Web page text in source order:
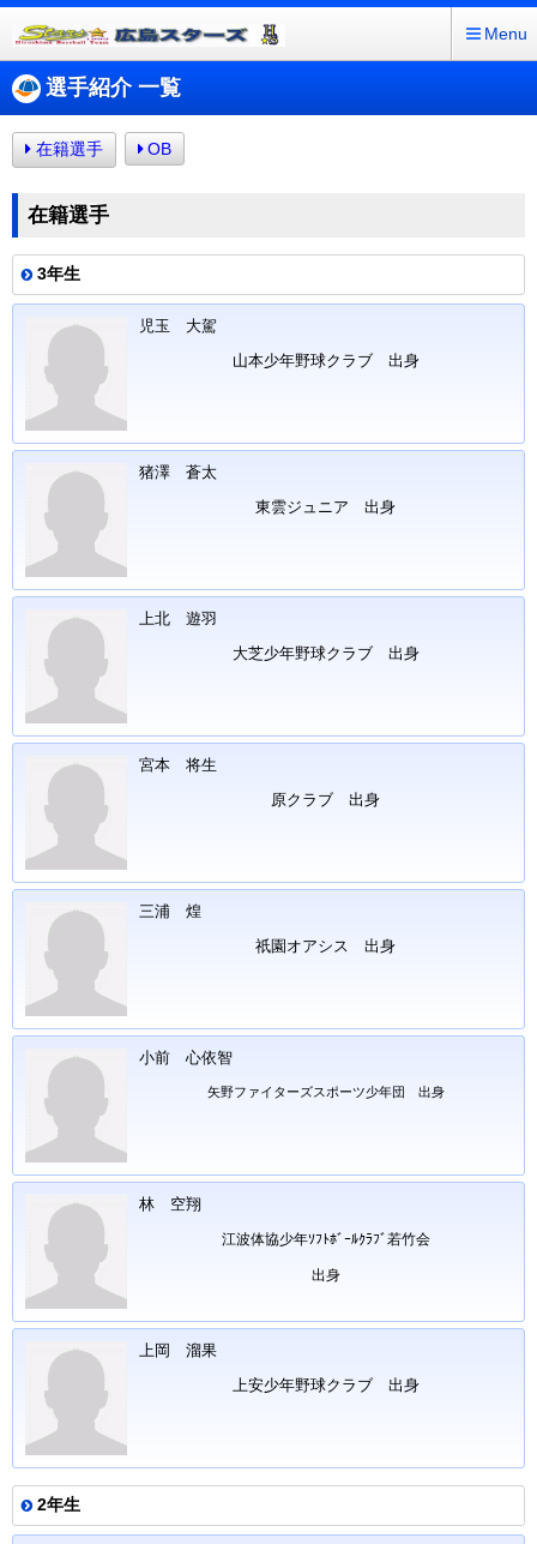
Menu
選手紹介 一覧
在籍選手 OB
在籍選手
3年生
児玉 大駕
山本少年野球クラブ 出身
猪澤 蒼太
東雲ジュニア 出身
上北 遊羽
大芝少年野球クラブ 出身
宮本 将生
原クラブ 出身
三浦 煌
祇園オアシス 出身
小前 心依智
矢野ファイターズスポーツ少年団 出身
林 空翔
江波体協少年ｿﾌﾄﾎﾞｰﾙｸﾗﾌﾞ若竹会
出身
上岡 溜果
上安少年野球クラブ 出身
2年生